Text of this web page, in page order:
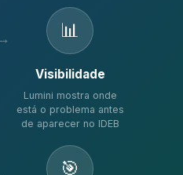
📊
Visibilidade
Lumini mostra onde
está o problema antes
de aparecer no IDEB
🎯